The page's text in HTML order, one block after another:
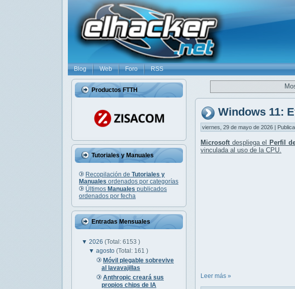
Blog Web Foro RSS
Productos FTTH
Tutoriales y Manuales
Recopilación de Tutoriales y
Manuales ordenados por categorías
Últimos Manuales publicados
ordenados por fecha
Entradas Mensuales
▼ 2026 (Total: 6153 )
▼agosto(Total: 161 )
Móvil plegable sobrevive
al lavavajillas
Anthropic creará sus
propios chips de IA
Windows 11:
viernes, 29 de mayo de 2026 |
Microsoft despliega el Perfil
vinculada al uso de la CPU
Leer más »